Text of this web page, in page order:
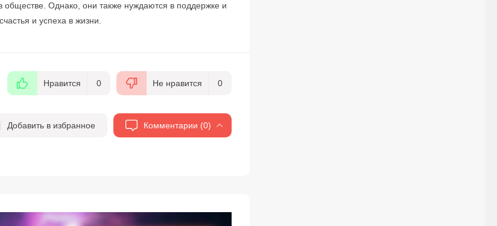
Однако, они также нуждаются в поддержке и
и успеха в жизни.
Нравится 0 Не нравится 0
Добавить в избранное Комментарии (0)